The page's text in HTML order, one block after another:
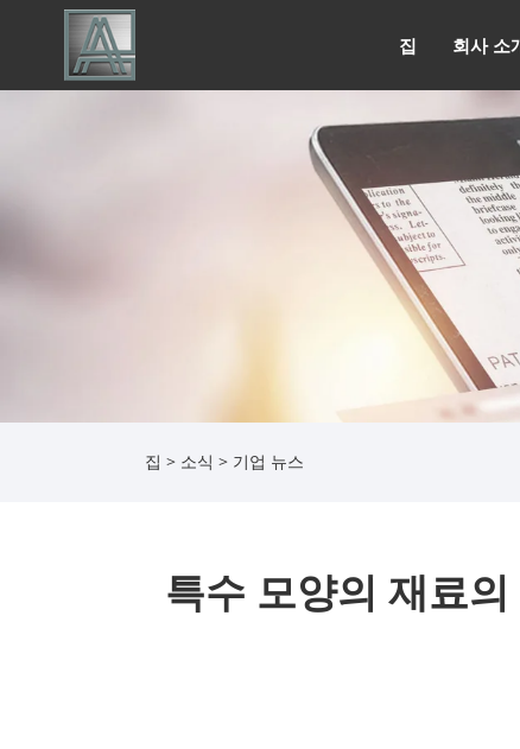
집 회사 소
집 > 소식 > 기업 뉴스
특수 모양의 재료